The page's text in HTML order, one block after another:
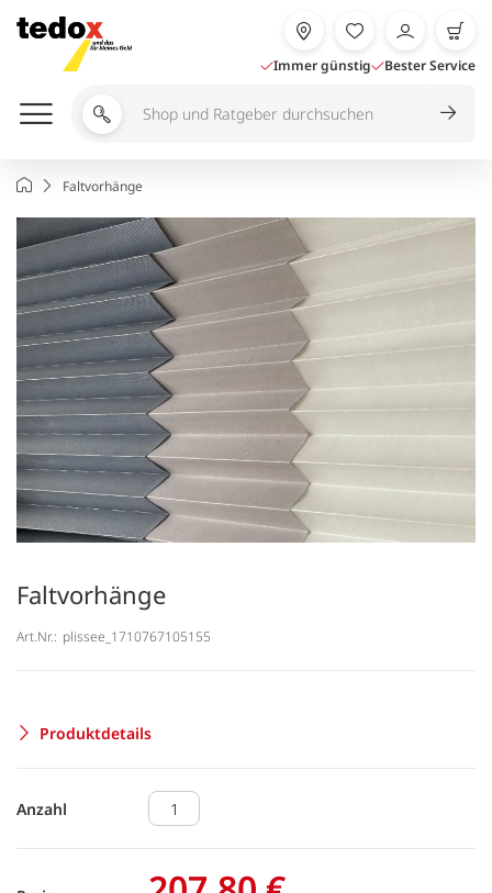
Inhalt
springen
Immer günstig Bester Service
Shop
durchsuchen
StartseiteFaltvorhänge
Faltvorhänge
Art.Nr.: plissee_1710767105155
Produktdetails
Anzahl